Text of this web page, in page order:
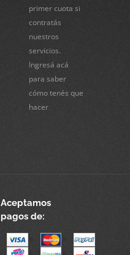
primer cuota si
contratás
nuestros
servicios.
Ingresá acá
para saber
cómo tenés que
hacer
Aceptamos
pagos de: